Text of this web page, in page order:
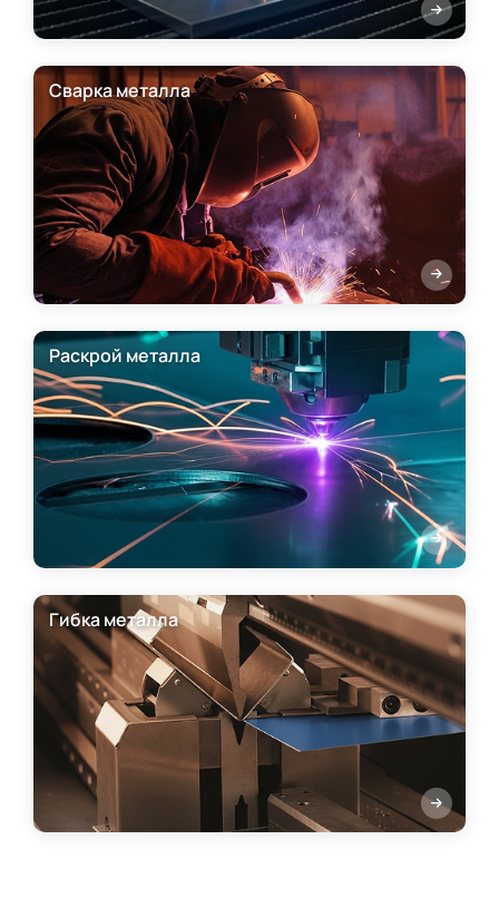
Сварка металла
Раскрой металла
Гибка металла